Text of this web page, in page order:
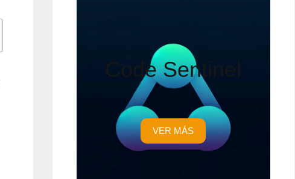
Code Sentinel
VER MÁS